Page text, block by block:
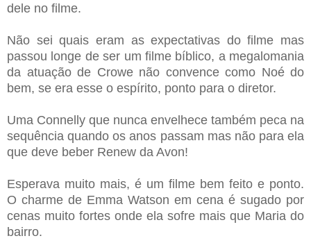
dele no filme.
Não sei quais eram as expectativas do filme mas
passou longe de ser um filme bíblico, a megalomania
da atuação de Crowe não convence como Noé do
bem, se era esse o espírito, ponto para o diretor.
Uma Connelly que nunca envelhece também peca na
sequência quando os anos passam mas não para ela
que deve beber Renew da Avon!
Esperava muito mais, é um filme bem feito e ponto.
O charme de Emma Watson em cena é sugado por
cenas muito fortes onde ela sofre mais que Maria do
bairro.